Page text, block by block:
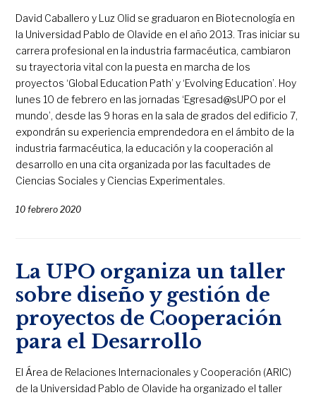
David Caballero y Luz Olid se graduaron en Biotecnología en
la Universidad Pablo de Olavide en el año 2013. Tras iniciar su
carrera profesional en la industria farmacéutica, cambiaron
su trayectoria vital con la puesta en marcha de los
proyectos ‘Global Education Path’ y ‘Evolving Education’. Hoy
lunes 10 de febrero en las jornadas ‘Egresad@sUPO por el
mundo’, desde las 9 horas en la sala de grados del edificio 7,
expondrán su experiencia emprendedora en el ámbito de la
industria farmacéutica, la educación y la cooperación al
desarrollo en una cita organizada por las facultades de
Ciencias Sociales y Ciencias Experimentales.
10 febrero 2020
La UPO organiza un taller
sobre diseño y gestión de
proyectos de Cooperación
para el Desarrollo
El Área de Relaciones Internacionales y Cooperación (ARIC)
de la Universidad Pablo de Olavide ha organizado el taller